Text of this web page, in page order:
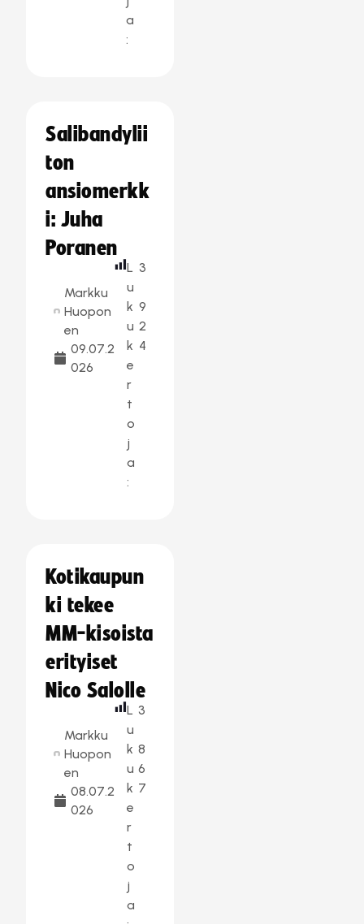
a
:
Salibandylii
ton
ansiomerkk
i: Juha
Poranen
Markku
Huopon
en
09.07.2
026
L
u
k
u
k
e
r
t
o
j
a
:
3
9
2
4
Kotikaupun
ki tekee
MM-kisoista
erityiset
Nico Salolle
Markku
Huopon
en
08.07.2
026
L
u
k
u
k
e
r
t
o
j
a
3
8
6
7